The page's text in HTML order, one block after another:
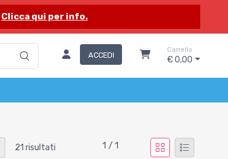
Clicca qui per info.
ACCEDI
Carrello
€ 0,00
21 risultati 1 / 1